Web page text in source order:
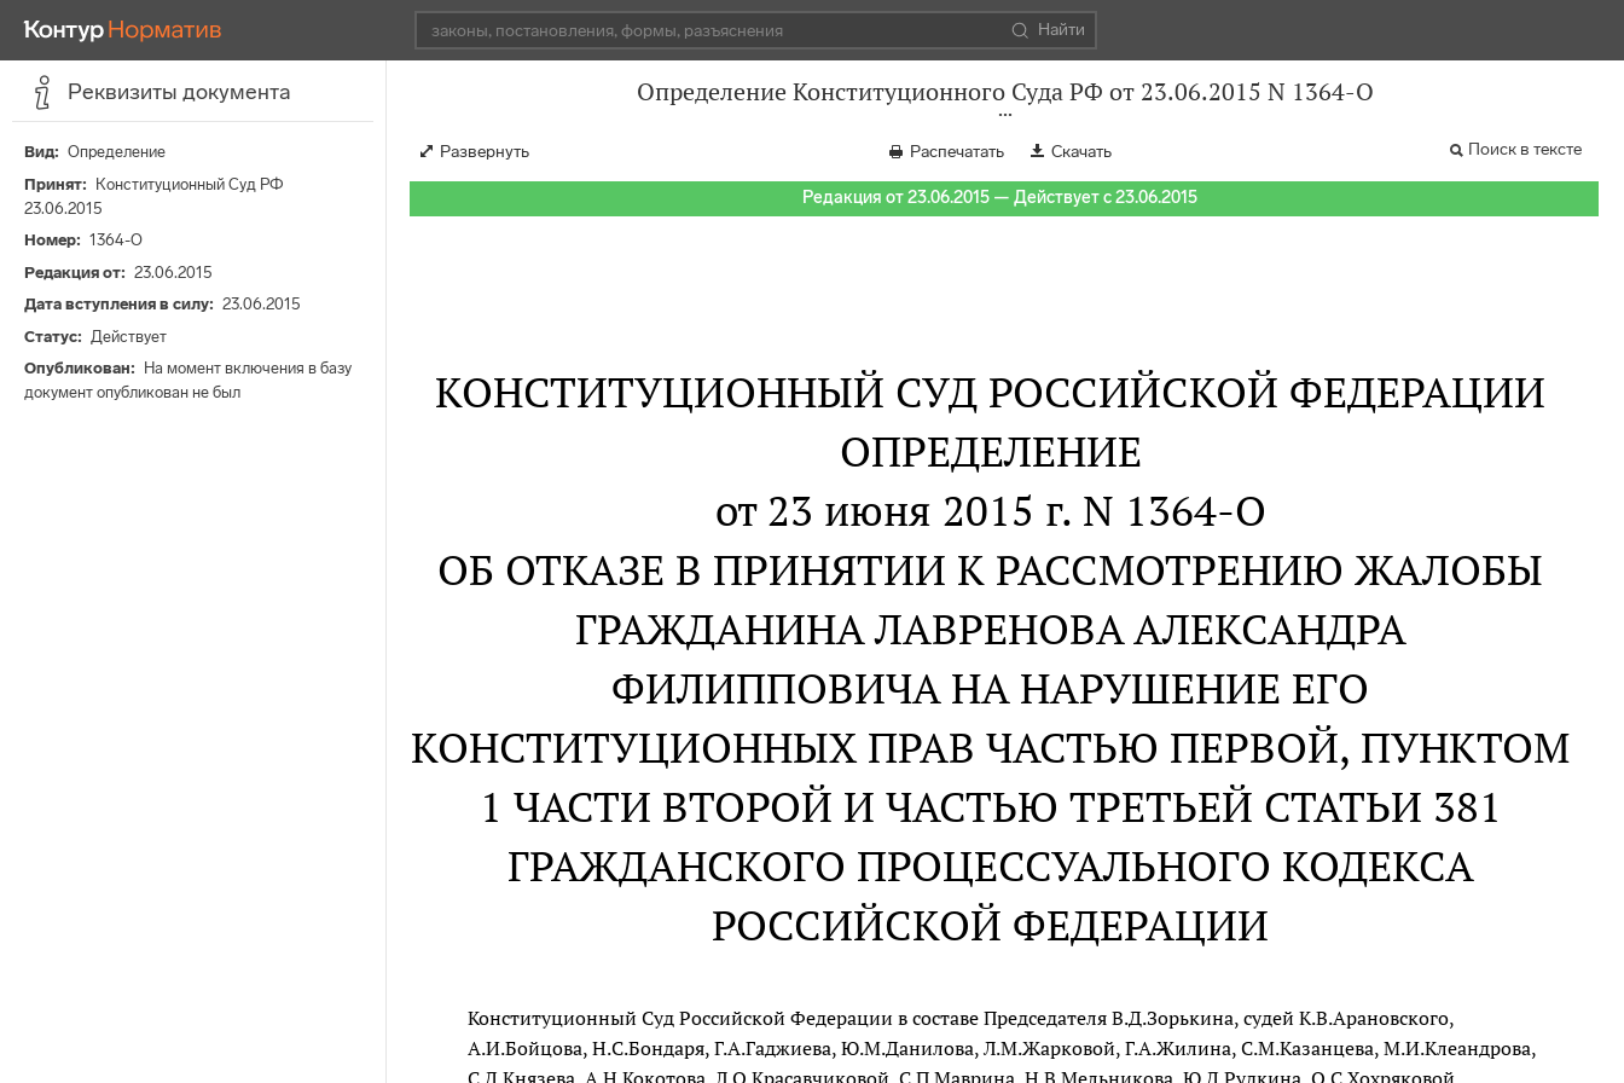
Найти
Реквизиты документа
Вид
Определение
Принят
Конституционный Суд РФ
23.06.2015
Номер
1364-О
Редакция от
23.06.2015
Дата вступления в силу
23.06.2015
Статус
Действует
Опубликован
На момент включения в базу
документ опубликован не был
Определение Конституционного Суда РФ от 23.06.2015 N 1364-О
Развернуть Распечатать Скачать Поиск в тексте
Редакция от 23.06.2015 — Действует с 23.06.2015
КОНСТИТУЦИОННЫЙ СУД РОССИЙСКОЙ ФЕДЕРАЦИИ
ОПРЕДЕЛЕНИЕ
от 23 июня 2015 г. N 1364-О
ОБ ОТКАЗЕ В ПРИНЯТИИ К РАССМОТРЕНИЮ ЖАЛОБЫ
ГРАЖДАНИНА ЛАВРЕНОВА АЛЕКСАНДРА
ФИЛИППОВИЧА НА НАРУШЕНИЕ ЕГО
КОНСТИТУЦИОННЫХ ПРАВ ЧАСТЬЮ ПЕРВОЙ, ПУНКТОМ
1 ЧАСТИ ВТОРОЙ И ЧАСТЬЮ ТРЕТЬЕЙ СТАТЬИ 381
ГРАЖДАНСКОГО ПРОЦЕССУАЛЬНОГО КОДЕКСА
РОССИЙСКОЙ ФЕДЕРАЦИИ
Конституционный Суд Российской Федерации в составе Председателя В.Д.Зорькина, судей К.В.Арановского,
А.И.Бойцова, Н.С.Бондаря, Г.А.Гаджиева, Ю.М.Данилова, Л.М.Жарковой, Г.А.Жилина, С.М.Казанцева, М.И.Клеандрова,
С.Д.Князева, А.Н.Кокотова, Л.О.Красавчиковой, С.П.Маврина, Н.В.Мельникова, Ю.Д.Рудкина, О.С.Хохряковой,